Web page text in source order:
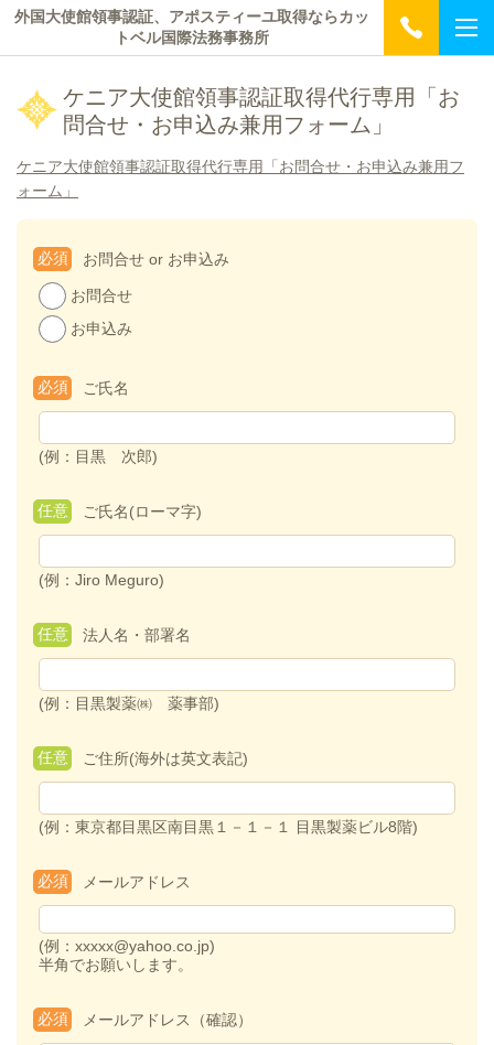
外国大使館領事認証、アポスティーユ取得ならカッ
トベル国際法務事務所
ケニア大使館領事認証取得代行専用「お
問合せ・お申込み兼用フォーム」
ケニア大使館領事認証取得代行専用「お問合せ・お申込み兼用フ
ォーム」
お問合せ or お申込み
必須
お問合せ
お申込み
ご氏名
必須
(例：目黒 次郎)
ご氏名(ローマ字)
任意
(例：Jiro Meguro)
法人名・部署名
任意
(例：目黒製薬㈱ 薬事部)
ご住所(海外は英文表記)
任意
(例：東京都目黒区南目黒１－１－１ 目黒製薬ビル8階)
メールアドレス
必須
(例：xxxxx@yahoo.co.jp)
半角でお願いします。
メールアドレス（確認）
必須